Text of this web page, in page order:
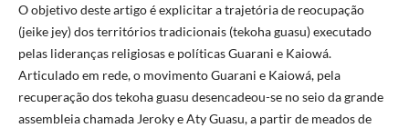
O objetivo deste artigo é explicitar a trajetória de reocupação
(jeike jey) dos territórios tradicionais (tekoha guasu) executado
pelas lideranças religiosas e políticas Guarani e Kaiowá.
Articulado em rede, o movimento Guarani e Kaiowá, pela
recuperação dos tekoha guasu desencadeou-se no seio da grande
assembleia chamada Jeroky e Aty Guasu, a partir de meados de